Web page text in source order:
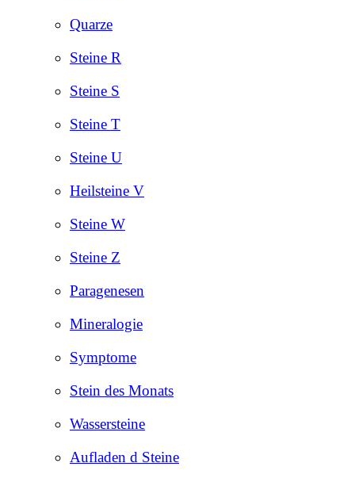
Quarze
Steine R
Steine S
Steine T
Steine U
Heilsteine V
Steine W
Steine Z
Paragenesen
Mineralogie
Symptome
Stein des Monats
Wassersteine
Aufladen d Steine